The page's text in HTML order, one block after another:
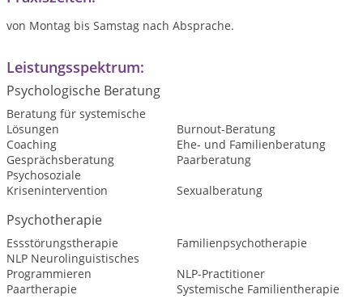
von Montag bis Samstag nach Absprache.
Leistungsspektrum:
Psychologische Beratung
Beratung für systemische
Lösungen
Burnout-Beratung
Coaching
Ehe- und Familienberatung
Gesprächsberatung
Paarberatung
Psychosoziale
Krisenintervention
Sexualberatung
Psychotherapie
Essstörungstherapie
Familienpsychotherapie
NLP Neurolinguistisches
Programmieren
NLP-Practitioner
Paartherapie
Systemische Familientherapie